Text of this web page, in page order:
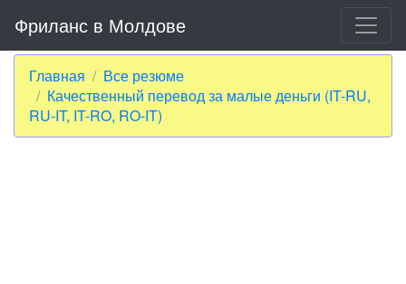
Фриланс в Молдове
Главная
Все резюме
Качественный перевод за малые деньги (IT-RU,
RU-IT, IT-RO, RO-IT)